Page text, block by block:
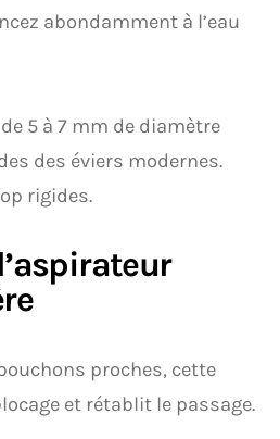
abondamment à l’eau
5 à 7 mm de diamètre
des éviers modernes.
rigides.
proches, cette
et rétablit le passage.